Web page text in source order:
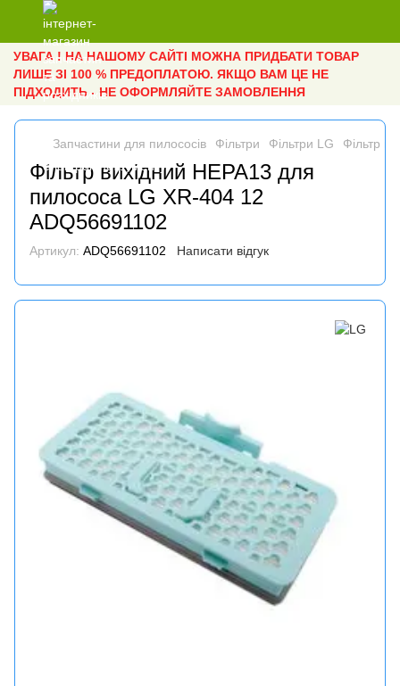
УВАГА ! НА НАШОМУ САЙТІ МОЖНА ПРИДБАТИ ТОВАР
ЛИШЕ ЗІ 100 % ПРЕДОПЛАТОЮ. ЯКЩО ВАМ ЦЕ НЕ
ПІДХОДИТЬ - НЕ ОФОРМЛЯЙТЕ ЗАМОВЛЕННЯ
Запчастини для пилососів Фільтри Фільтри LG Фільтр
Фільтр вихідний HEPA13 для
пилососа LG XR-404 12
ADQ56691102
Артикул: ADQ56691102 Написати відгук